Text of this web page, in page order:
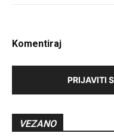
Komentiraj
PRIJAVITI
VEZANO